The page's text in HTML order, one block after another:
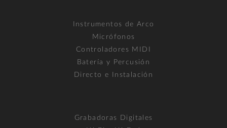
Instrumentos de Arco
Micrófonos
Controladores MIDI
Batería y Percusión
Directo e Instalación
Grabadoras Digitales